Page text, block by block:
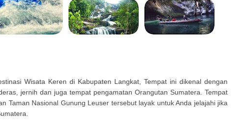
Wisata Keren di Kabupaten Langkat, Tempat ini dikenal dengan
jernih dan juga tempat pengamatan Orangutan Sumatera. Tempat
Taman Nasional Gunung Leuser tersebut layak untuk Anda jelajahi jika